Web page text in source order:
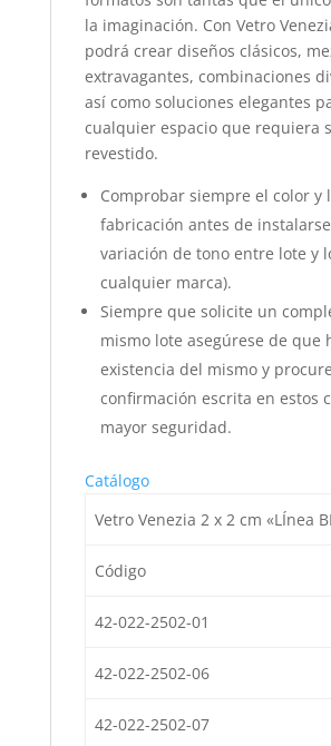
la imaginación. Con Vetro
podrá crear diseños clásicos,
extravagantes, combinaciones
así como soluciones elegantes
cualquier espacio que requiera
revestido.
Comprobar siempre el color y
fabricación antes de
variación de tono entre lote y
cualquier marca).
Siempre que solicite un
mismo lote asegúrese de que
existencia del mismo y
confirmación escrita en estos
mayor seguridad.
Catálogo
Vetro Venezia 2 x 2 cm «LÍnea
Código
42-022-2502-01
42-022-2502-06
42-022-2502-07